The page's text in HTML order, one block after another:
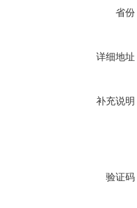
省份
详细地址
补充说明
验证码